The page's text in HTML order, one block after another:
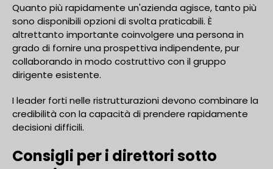
Quanto più rapidamente un'azienda agisce, tanto più
sono disponibili opzioni di svolta praticabili. È
altrettanto importante coinvolgere una persona in
grado di fornire una prospettiva indipendente, pur
collaborando in modo costruttivo con il gruppo
dirigente esistente.
I leader forti nelle ristrutturazioni devono combinare la
credibilità con la capacità di prendere rapidamente
decisioni difficili.
Consigli per i direttori sotto